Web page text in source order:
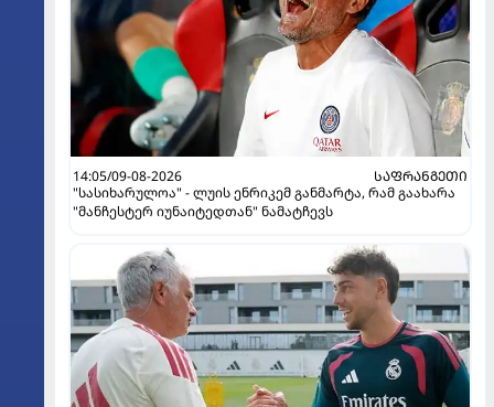
14:05/09-08-2026
ᲡᲐᲤᲠᲐᲜᲒᲔᲗᲘ
"სასიხარულოა" - ლუის ენრიკემ განმარტა, რამ გაახარა
"მანჩესტერ იუნაიტედთან" ნამატჩევს